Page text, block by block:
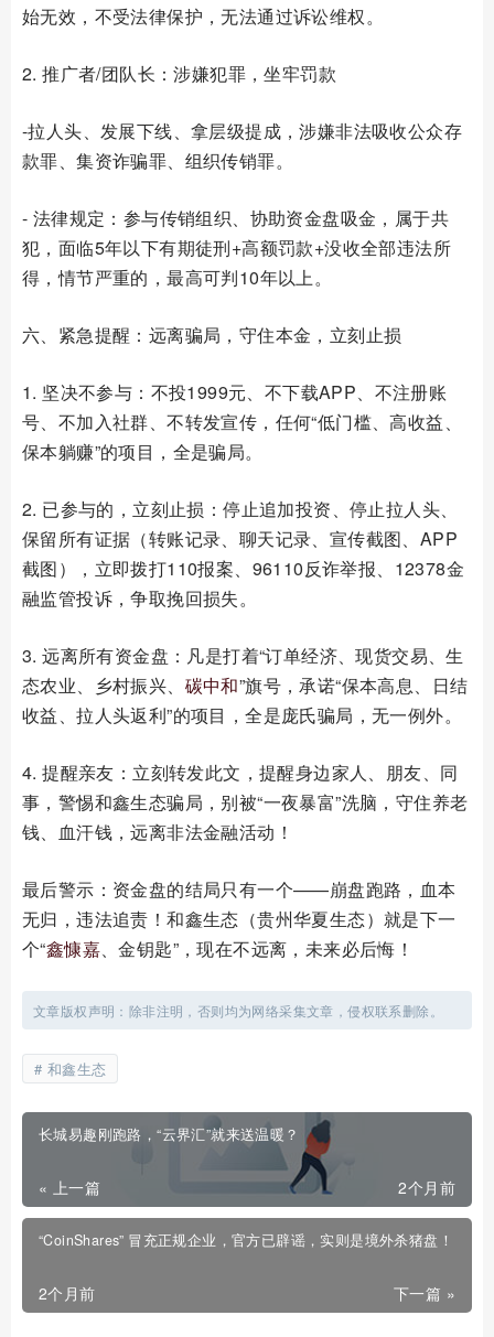
始无效，不受法律保护，无法通过诉讼维权。
2. 推广者/团队长：涉嫌犯罪，坐牢罚款
-拉人头、发展下线、拿层级提成，涉嫌非法吸收公众存
款罪、集资诈骗罪、组织传销罪。
- 法律规定：参与传销组织、协助资金盘吸金，属于共
犯，面临5年以下有期徒刑+高额罚款+没收全部违法所
得，情节严重的，最高可判10年以上。
六、紧急提醒：远离骗局，守住本金，立刻止损
1. 坚决不参与：不投1999元、不下载APP、不注册账
号、不加入社群、不转发宣传，任何“低门槛、高收益、
保本躺赚”的项目，全是骗局。
2. 已参与的，立刻止损：停止追加投资、停止拉人头、
保留所有证据（转账记录、聊天记录、宣传截图、APP
截图），立即拨打110报案、96110反诈举报、12378金
融监管投诉，争取挽回损失。
3. 远离所有资金盘：凡是打着“订单经济、现货交易、生
态农业、乡村振兴、 碳中和”旗号，承诺“保本高息、日结
收益、拉人头返利”的项目，全是庞氏骗局，无一例外。
4. 提醒亲友：立刻转发此文，提醒身边家人、朋友、同
事，警惕和鑫生态骗局，别被“一夜暴富”洗脑，守住养老
钱、血汗钱，远离非法金融活动！
最后警示：资金盘的结局只有一个——崩盘跑路，血本
无归，违法追责！和鑫生态（贵州华夏生态）就是下一
个“鑫慷嘉、金钥匙”，现在不远离，未来必后悔！
文章版权声明：除非注明，否则均为网络采集文章，侵权联系删除。
和鑫生态
长城易趣刚跑路，“云界汇”就来送温暖？
« 上一篇 2个月前
“CoinShares” 冒充正规企业，官方已辟谣，实则是境外杀猪盘！
下一篇 »
2个月前